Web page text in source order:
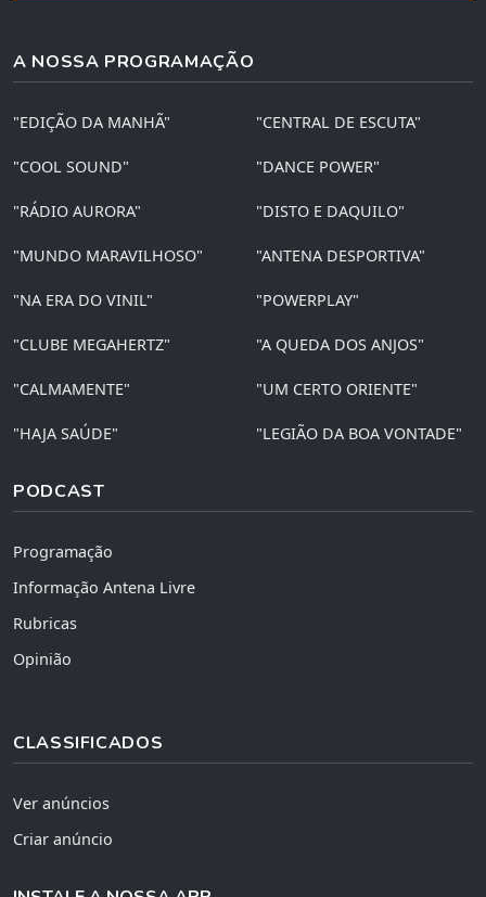
A NOSSA PROGRAMAÇÃO
"EDIÇÃO DA MANHÃ" "CENTRAL DE ESCUTA"
"COOL SOUND" "DANCE POWER"
"RÁDIO AURORA" "DISTO E DAQUILO"
"MUNDO MARAVILHOSO" "ANTENA DESPORTIVA"
"NA ERA DO VINIL" "POWERPLAY"
"CLUBE MEGAHERTZ" "A QUEDA DOS ANJOS"
"CALMAMENTE" "UM CERTO ORIENTE"
"HAJA SAÚDE" "LEGIÃO DA BOA VONTADE"
PODCAST
Programação
Informação Antena Livre
Rubricas
Opinião
CLASSIFICADOS
Ver anúncios
Criar anúncio